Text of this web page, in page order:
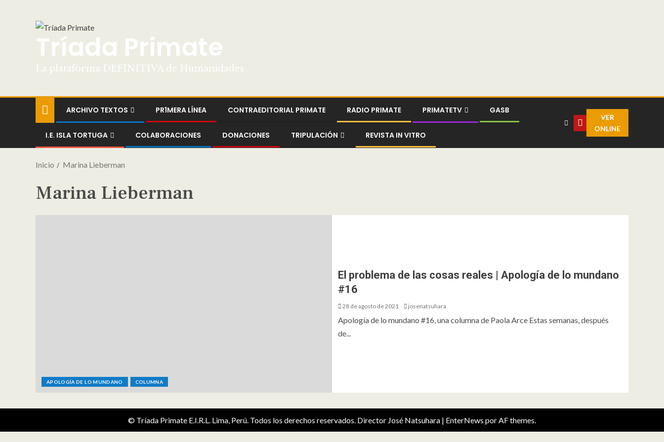
Tríada Primate
La plataforma DEFINITIVA de Humanidades
ARCHIVO TEXTOS PR1MERA LÍNEA CONTRAEDITORIAL PRIMATE RADIO PRIMATE PRIMATETV GASB
I.E. ISLA TORTUGA COLABORACIONES DONACIONES TRIPULACIÓN REVISTA IN VITRO
VER
ONLINE
Inicio Marina Lieberman
Marina Lieberman
APOLOGÍA DE LO MUNDANO COLUMNA
El problema de las cosas reales | Apología de lo mundano
#16
28 de agosto de 2021 josenatsuhara
Apología de lo mundano #16, una columna de Paola Arce Estas semanas, después
de...
© Tríada Primate E.I.R.L. Lima, Perú. Todos los derechos reservados. Director José Natsuhara | EnterNews por AF themes.